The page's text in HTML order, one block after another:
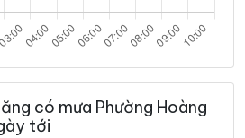
có mưa Phường Hoàng
tới